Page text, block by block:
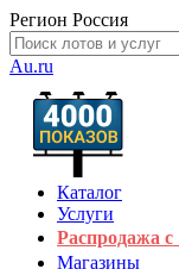
Регион Россия
Au.ru
Каталог
Услуги
Распродажа с
Магазины